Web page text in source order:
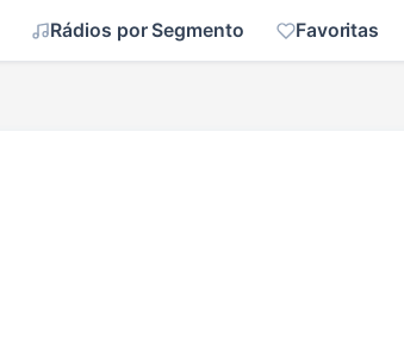
Rádios por Segmento Favoritas